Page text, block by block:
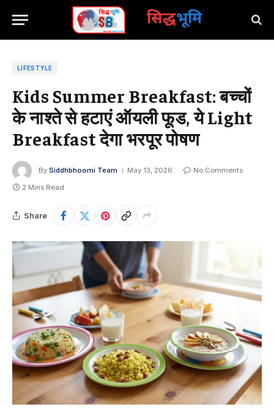
सिद्धभूमि
LIFESTYLE
Kids Summer Breakfast: बच्चों
के नाश्ते से हटाएं ऑयली फूड, ये Light
Breakfast देगा भरपूर पोषण
By Siddhbhoomi Team May 13, 2026
No Comments
2 Mins Read
Share